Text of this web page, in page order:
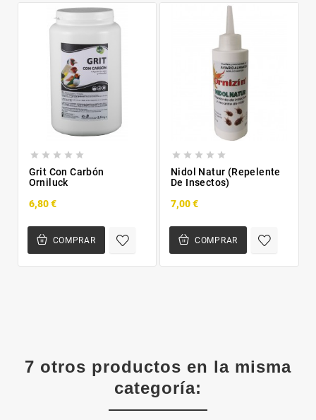
    
Grit Con Carbón
Orniluck
6,80 €
COMPRAR
    
Nidol Natur (Repelente
De Insectos)
7,00 €
COMPRAR
7 otros productos en la misma
categoría: